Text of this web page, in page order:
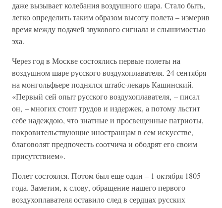
даже вызывает колебания воздушного шара. Стало быть,
легко определить таким образом высоту полета – измерив
время между подачей звукового сигнала и слышимостью
эха.
Через год в Москве состоялись первые полеты на
воздушном шаре русского воздухоплавателя. 24 сентября
на монгольфьере поднялся штабс-лекарь Кашинский.
«Первый сей опыт русского воздухоплавателя, – писал
он, – многих стоит трудов и издержек, а потому льстит
себе надеждою, что знатные и просвещенные патриоты,
покровительствующие иностранцам в сем искусстве,
благоволят предпочесть соотчича и ободрят его своим
присутствием».
Полет состоялся. Потом был еще один – 1 октября 1805
года. Заметим, к слову, обращение нашего первого
воздухоплавателя оставило след в сердцах русских